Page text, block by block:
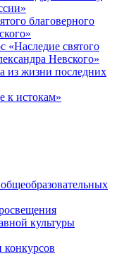
благоверного
«Наследие святого
Невского»
из жизни последних
к истокам»
культуры